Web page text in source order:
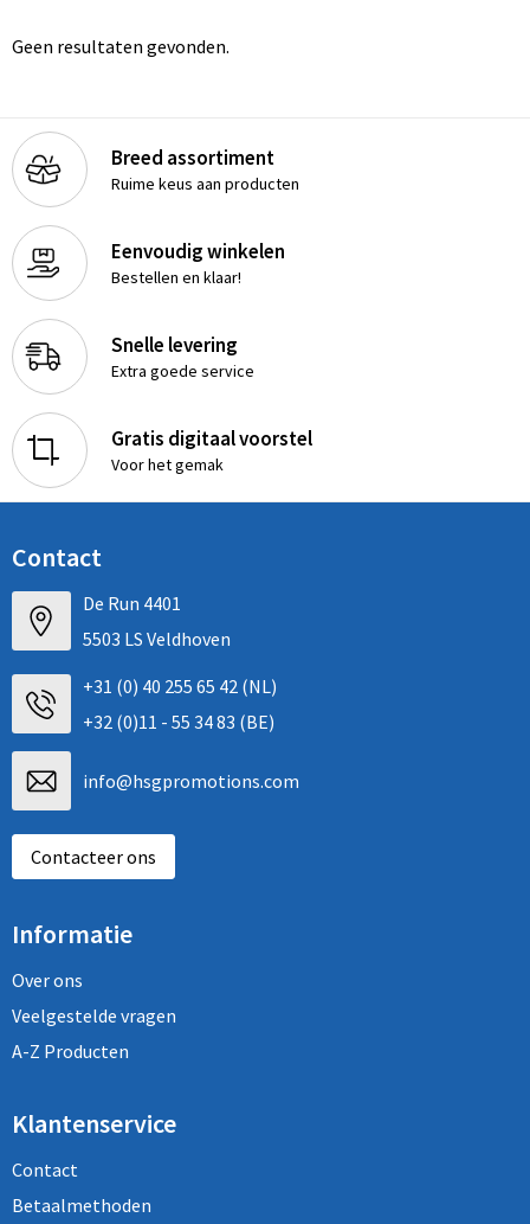
Geen resultaten gevonden.
Breed assortiment
Ruime keus aan producten
Eenvoudig winkelen
Bestellen en klaar!
Snelle levering
Extra goede service
Gratis digitaal voorstel
Voor het gemak
Contact
De Run 4401
5503 LS Veldhoven
+31 (0) 40 255 65 42 (NL)
+32 (0)11 - 55 34 83 (BE)
info@hsgpromotions.com
Contacteer ons
Informatie
Over ons
Veelgestelde vragen
A-Z Producten
Klantenservice
Contact
Betaalmethoden